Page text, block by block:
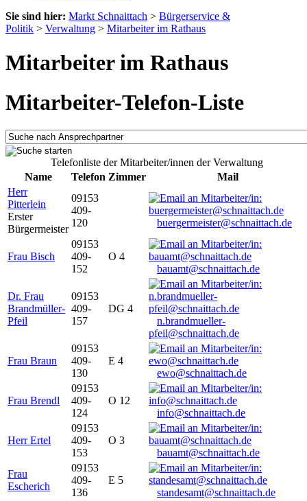
Sie sind hier: Markt Schnaittach > Bürgerservice &
Politik > Verwaltung > Mitarbeiter im Rathaus
Mitarbeiter im Rathaus
Mitarbeiter-Telefon-Liste
Telefonliste der Mitarbeiter/innen der Verwaltung
Name
Telefon Zimmer
Mail
Herr
Pitterlein
Erster
Bürgermeister
09153
409-
120
buergermeister@schnaittach.de
Frau Bisch
09153
409-
152
O 4
bauamt@schnaittach.de
Dr. Frau
Brandmüller-
Pfeil
09153
409-
157
DG 4
n.brandmueller-
pfeil@schnaittach.de
Frau Braun
09153
409-
130
E 4
ewo@schnaittach.de
Frau Brendl
09153
409-
124
O 12
info@schnaittach.de
Herr Ertel
09153
409-
153
O 3
bauamt@schnaittach.de
Frau
Escherich
09153
409-
136
E 5
standesamt@schnaittach.de